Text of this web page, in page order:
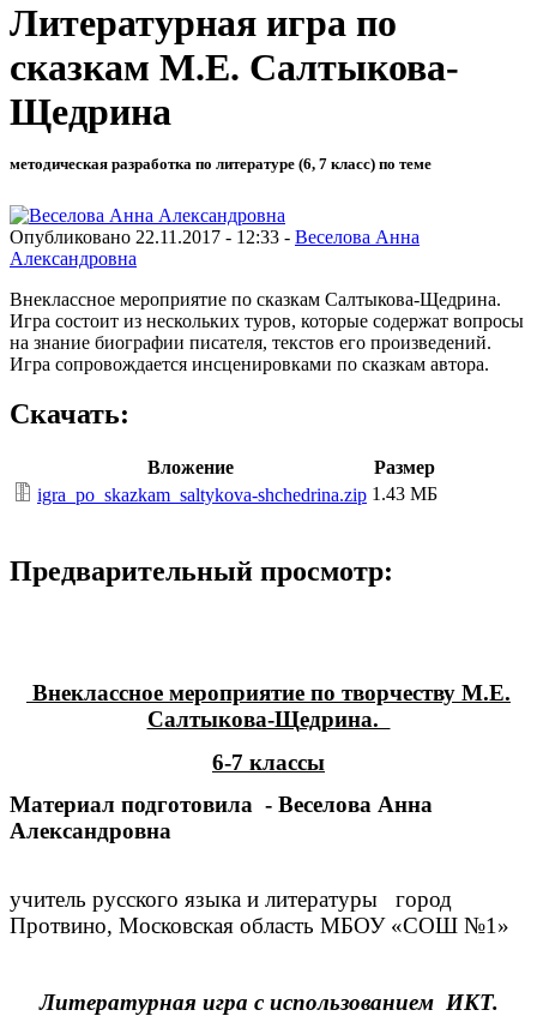
Литературная игра по
сказкам М.Е. Салтыкова-
Щедрина
методическая разработка по литературе (6, 7 класс) по теме
Опубликовано 22.11.2017 - 12:33 - Веселова Анна
Александровна
Внеклассное мероприятие по сказкам Салтыкова-Щедрина.
Игра состоит из нескольких туров, которые содержат вопросы
на знание биографии писателя, текстов его произведений.
Игра сопровождается инсценировками по сказкам автора.
Скачать:
Вложение
Размер
igra_po_skazkam_saltykova-shchedrina.zip 1.43 МБ
Предварительный просмотр:
Внеклассное мероприятие по творчеству М.Е.
Салтыкова-Щедрина.
6-7 классы
Материал подготовила - Веселова Анна
Александровна
учитель русского языка и литературы город
Протвино, Московская область МБОУ «СОШ №1»
Литературная игра с использованием ИКТ.